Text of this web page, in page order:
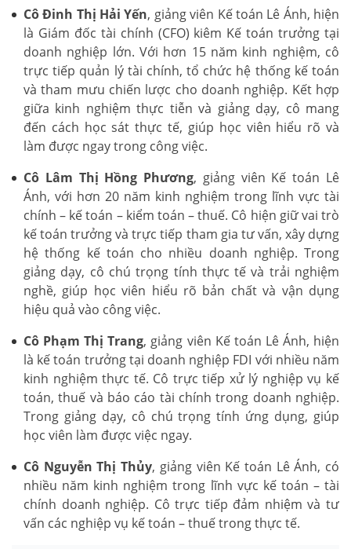
Cô Đinh Thị Hải Yến, giảng viên Kế toán Lê Ánh, hiện
là Giám đốc tài chính (CFO) kiêm Kế toán trưởng tại
doanh nghiệp lớn. Với hơn 15 năm kinh nghiệm, cô
trực tiếp quản lý tài chính, tổ chức hệ thống kế toán
và tham mưu chiến lược cho doanh nghiệp. Kết hợp
giữa kinh nghiệm thực tiễn và giảng dạy, cô mang
đến cách học sát thực tế, giúp học viên hiểu rõ và
làm được ngay trong công việc.
Cô Lâm Thị Hồng Phương, giảng viên Kế toán Lê
Ánh, với hơn 20 năm kinh nghiệm trong lĩnh vực tài
chính – kế toán – kiểm toán – thuế. Cô hiện giữ vai trò
kế toán trưởng và trực tiếp tham gia tư vấn, xây dựng
hệ thống kế toán cho nhiều doanh nghiệp. Trong
giảng dạy, cô chú trọng tính thực tế và trải nghiệm
nghề, giúp học viên hiểu rõ bản chất và vận dụng
hiệu quả vào công việc.
Cô Phạm Thị Trang, giảng viên Kế toán Lê Ánh, hiện
là kế toán trưởng tại doanh nghiệp FDI với nhiều năm
kinh nghiệm thực tế. Cô trực tiếp xử lý nghiệp vụ kế
toán, thuế và báo cáo tài chính trong doanh nghiệp.
Trong giảng dạy, cô chú trọng tính ứng dụng, giúp
học viên làm được việc ngay.
Cô Nguyễn Thị Thủy, giảng viên Kế toán Lê Ánh, có
nhiều năm kinh nghiệm trong lĩnh vực kế toán – tài
chính doanh nghiệp. Cô trực tiếp đảm nhiệm và tư
vấn các nghiệp vụ kế toán – thuế trong thực tế.